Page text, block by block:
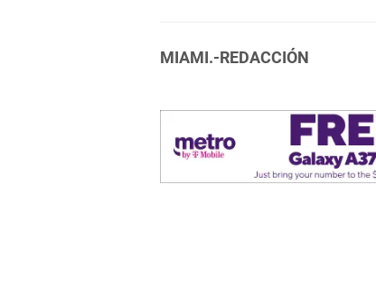
MIAMI.-REDACCIÓN